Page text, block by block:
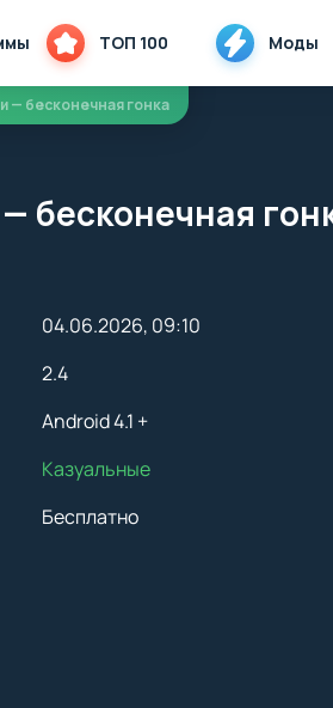
ТОП 100 Моды
— бесконечная гонка
бесконечная
04.06.2026, 09:10
2.4
Android 4.1 +
приложения на устройство с Android, стоит
OS. Мы всегда указываем минимальные
Казуальные
Бесплатно